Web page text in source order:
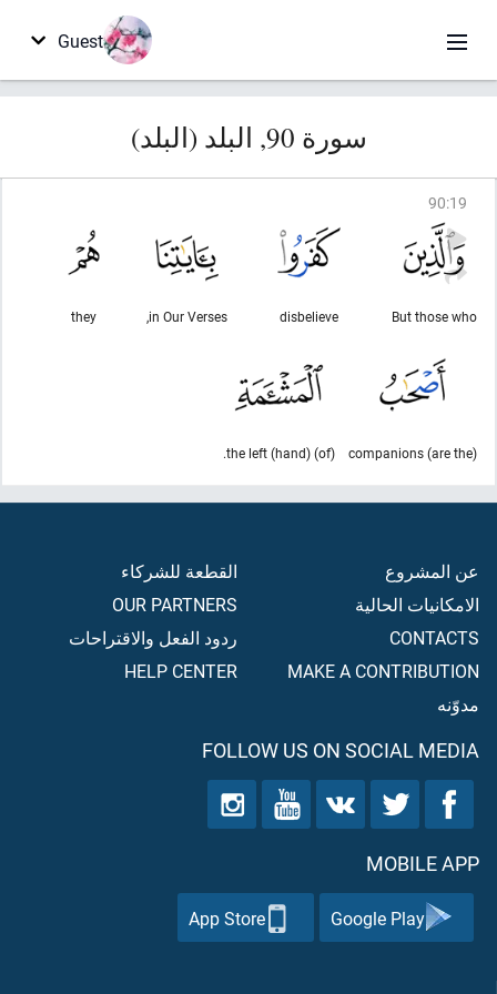
Guest
سورة 90, البلد (البلد)
90:19
But those who
disbelieve
in Our Verses,
they
(are the) companions
(of) the left (hand).
عن المشروع
الامكانيات الحالية
CONTACTS
MAKE A CONTRIBUTION
مدوّنه
القطعة للشركاء
OUR PARTNERS
ردود الفعل والاقتراحات
HELP CENTER
FOLLOW US ON SOCIAL MEDIA
MOBILE APP
Google Play
App Store